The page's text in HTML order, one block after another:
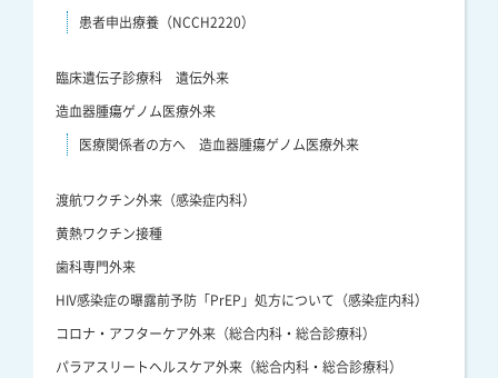
患者申出療養（NCCH2220）
臨床遺伝子診療科 遺伝外来
造血器腫瘍ゲノム医療外来
医療関係者の方へ 造血器腫瘍ゲノム医療外来
渡航ワクチン外来（感染症内科）
黄熱ワクチン接種
歯科専門外来
HIV感染症の曝露前予防「PrEP」処方について（感染症内科）
コロナ・アフターケア外来（総合内科・総合診療科）
パラアスリートヘルスケア外来（総合内科・総合診療科）